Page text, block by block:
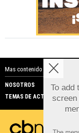
Mas contenido de Costa
NOSOTROS
TEMAS DE ACTUALIDAD
To add
screen